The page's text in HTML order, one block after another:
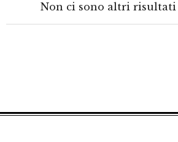
Non ci sono altri risultati